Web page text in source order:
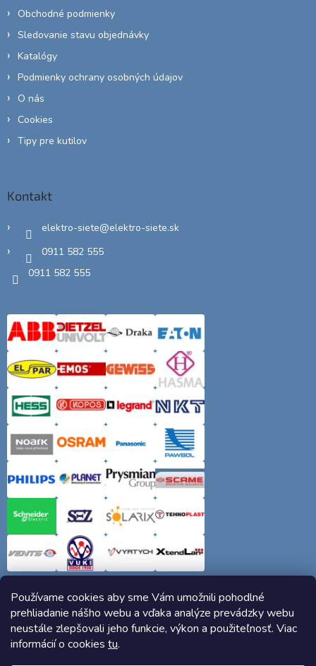
Používame cookies aby sme Vám umožnili pohodlné
prehliadanie nášho webu a vďaka analýze prevádzky webu
neustále zlepšovali jeho funkcie, výkon a použiteľnosť. Viac
informácií o cookies tu.
Obchodné podmienky
Sledovanie stavu objednávky
Katalógy
Podmienky ochrany osobných údajov
O nás
Cookies
Tipy pre kutilov
Kontakt
elektro-siete@elektro-siete.sk
0911 582 555
0911 582 555
Copyright 2026Elektro-siete.sk. Všetky práva vyhradené.